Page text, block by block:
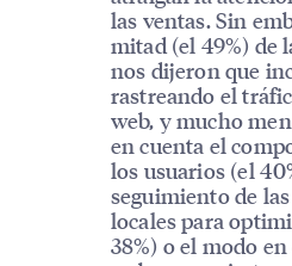
las ventas. Sin
mitad (el 49%) de
nos dijeron que
rastreando el
web, y mucho
en cuenta el
los usuarios (el
seguimiento de
locales para
38%) o el modo